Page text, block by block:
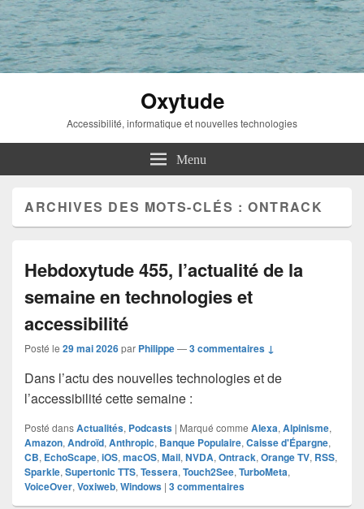
Oxytude
Accessibilité, informatique et nouvelles technologies
Menu
ARCHIVES DES MOTS-CLÉS :ONTRACK
Hebdoxytude 455, l’actualité de la
semaine en technologies et
accessibilité
Posté le 29 mai 2026par Philippe—3 commentaires ↓
Dans l’actu des nouvelles technologies et de
l’accessibilité cette semaine :
Posté dansActualités, Podcasts | Marqué comme Alexa, Alpinisme,
Amazon, Androïd, Anthropic, Banque Populaire, Caisse d'Épargne,
CB, EchoScape, iOS, macOS, Mail, NVDA, Ontrack, Orange TV, RSS,
Sparkle, Supertonic TTS, Tessera, Touch2See, TurboMeta,
VoiceOver, Voxiweb, Windows | 3commentaires